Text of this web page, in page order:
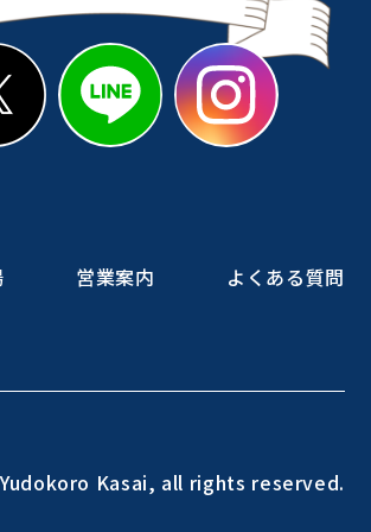
営業案内 よくある質問
Kasai, all rights reserved.